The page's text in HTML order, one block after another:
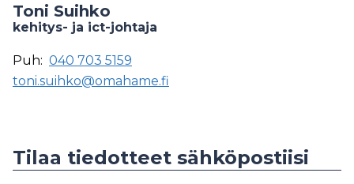
Toni Suihko
kehitys- ja ict-johtaja
Puh: 040 703 5159
toni.suihko@omahame.fi
Tilaa tiedotteet sähköpostiisi